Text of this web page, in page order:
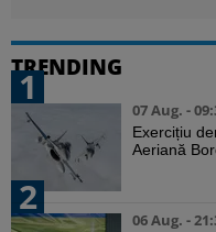
TRENDING
1
07 Aug. -
Exercițiu
Aeriană
2
06 Aug. -